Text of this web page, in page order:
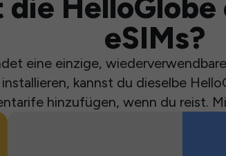
eSIMs?
eine einzige,
kannst du dieselbe
hinzufügen, wenn du reist.